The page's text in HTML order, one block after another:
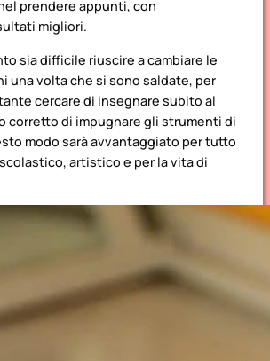
prendere appunti, con
migliori.
sia difficile riuscire a cambiare le
una volta che si sono saldate, per
cercare di insegnare subito al
corretto di impugnare gli strumenti di
modo sarà avvantaggiato per tutto
artistico e per la vita di